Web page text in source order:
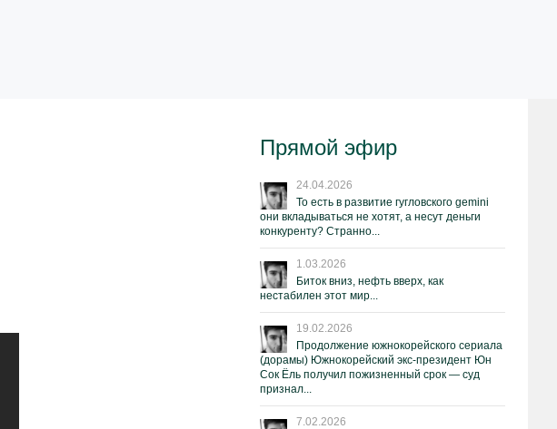
Прямой эфир
24.04.2026
То есть в развитие гугловского gemini
они вкладываться не хотят, а несут деньги
конкуренту? Странно...
1.03.2026
Биток вниз, нефть вверх, как
нестабилен этот мир...
19.02.2026
Продолжение южнокорейского сериала
(дорамы) Южнокорейский экс-президент Юн
Сок Ёль получил пожизненный срок — суд
признал...
7.02.2026